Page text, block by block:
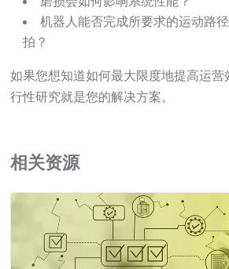
机器人能否完成所要求的运动路
拍？
如果您想知道如何最大限度地提高运
行性研究就是您的解决方案。
相关资源